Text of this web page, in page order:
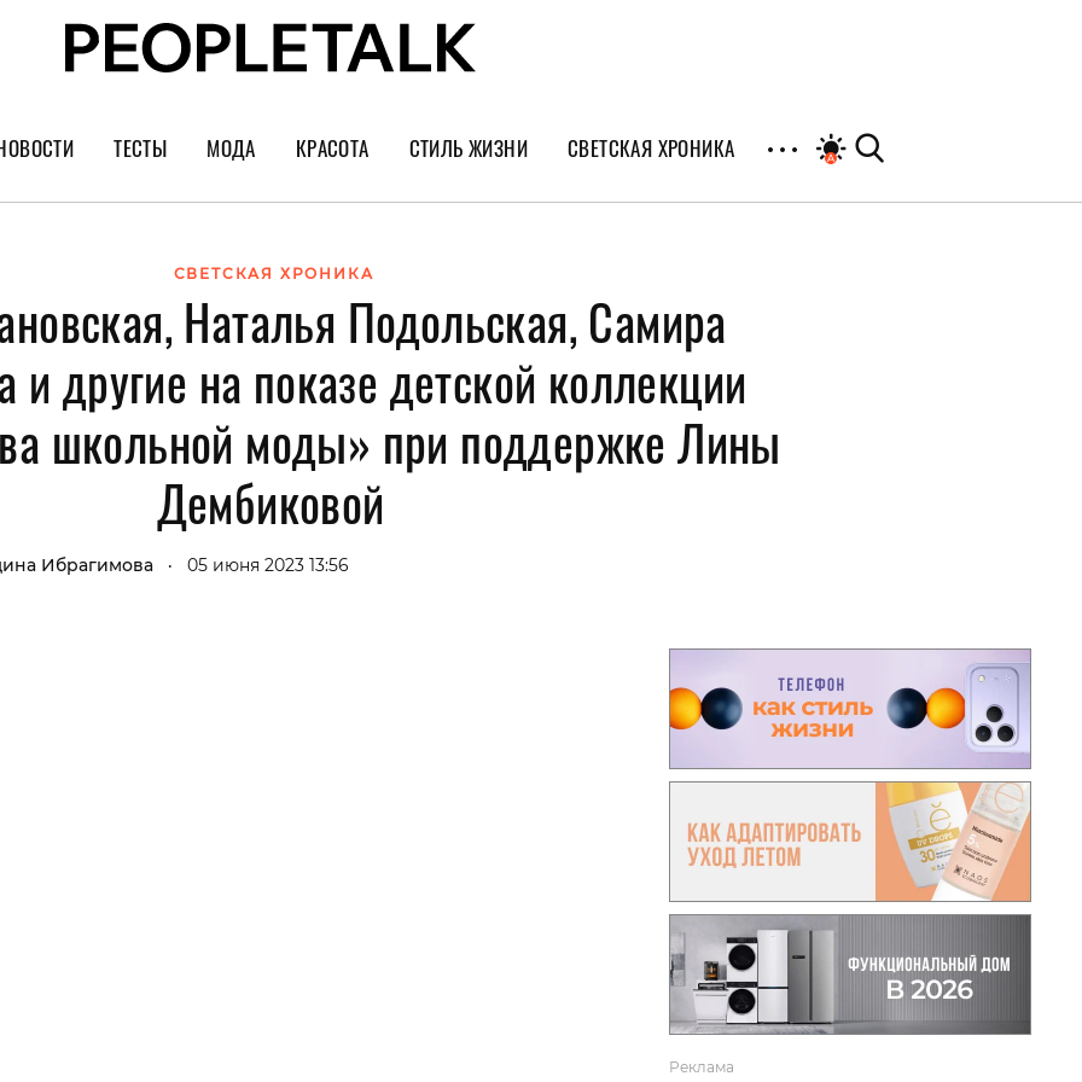
ТЕСТЫ МОДА
Тренды
Украшения и часы
КРАСОТА
Уход за лицом
Маникюр
Парфюм
Спорт
Диеты
Пластика
СТИЛЬ ЖИЗНИ
Культура
Путешествия
Психология
Астрология
СВЕТСКАЯ ХРОНИКА
СВЕТСКАЯ ХРОНИКА
Наталья Подольская, Самира
и другие на показе детской коллекции
школьной моды» при поддержке Лины
Дембиковой
Ибрагимова • 05 июня 2023 13:56
Реклама